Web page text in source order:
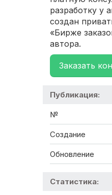
разработку у
создан
«Бирже
автора.
Заказать
Публикация:
№
Создание
Обновление
Статистика: